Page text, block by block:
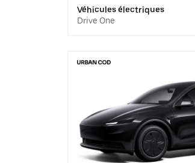
Véhicules électriques
Drive One